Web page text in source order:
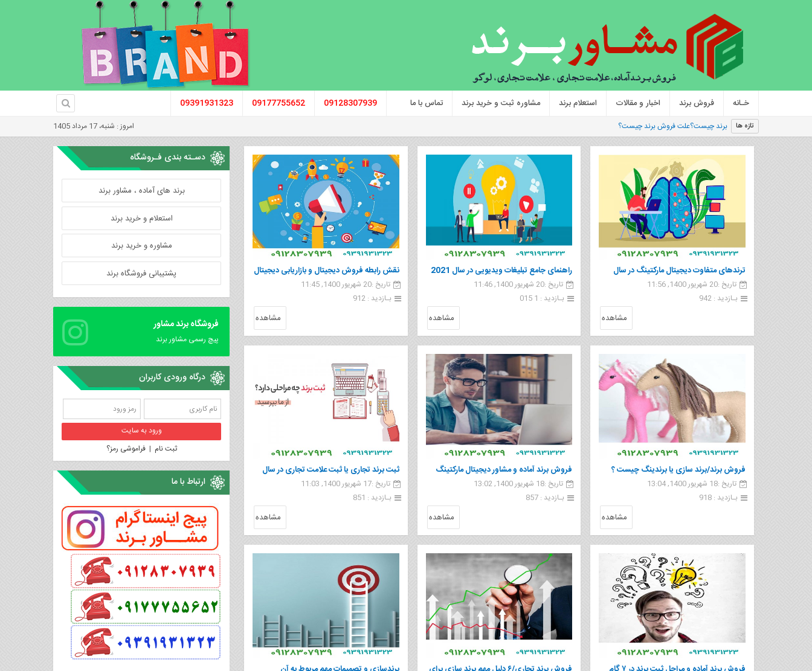
خـانه فروش برند اخبار و مقالات استعلام برند مشاوره ثبت و خرید برند تماس با ما 09128307939
09177755652
09391931323
تازه ها | امروز : شنبه، 17 مرداد 1405
ترندهای متفاوت دیجیتال مارکتینگ در سال
2021تاریخ :20 شهریور 1400, 11:56
بـازدید : 942
مشاهده
راهنمای جامع تبلیغات ویدیویی در سال 2021
تاریخ :20 شهریور 1400, 11:46
بـازدید : 1 015
مشاهده
نقش رابطه فروش دیجیتال و بازاریابی دیجیتال
در موفقیت فروش
تاریخ :20 شهریور 1400, 11:45
بـازدید : 912
مشاهده
فروش برند/برند سازی یا برندینگ چیست ؟
تاریخ :18 شهریور 1400, 13:04
بـازدید : 918
مشاهده
فروش برند آماده و مشاور دیجیتال مارکتینگ
کیست؟
تاریخ :18 شهریور 1400, 13:02
بـازدید : 857
مشاهده
ثبت برند تجاری یا ثبت علامت تجاری در سال
1400 چه مراحلی داردتاریخ :17 شهریور 1400, 11:03
بـازدید : 851
مشاهده
دسـته بندی فـروشگاه
برند های آماده ، مشاور برند
استعلام و خرید برند
مشاوره و خرید برند
پشتیبانی فروشگاه برند
فروشگاه برند مشاور
پیچ رسمی مشاور برند
درگاه ورودی کاربران
ثبت نام |فراموشی رمز؟
ارتباط با ما